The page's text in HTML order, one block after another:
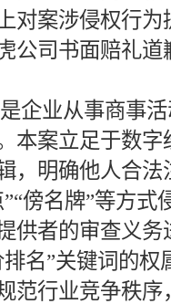
对案涉侵权行
公司书面赔礼
企业从事商事
本案立足于数
，明确他人合
傍名牌”等方式
供者的审查义
名”关键词的
范行业竞争秩